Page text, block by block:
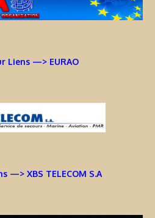
Liens —> EURAO
—> XBS TELECOM S.A